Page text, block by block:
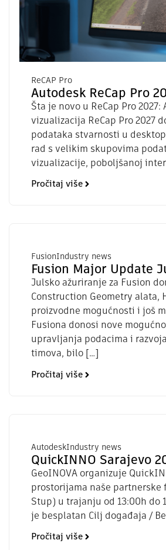
ReCAP Pro
Autodesk ReCap Pro
Šta je novo u ReCap Pro
vizualizacija ReCap Pro 2027
podataka stvarnosti u
rad s velikim skupovima
vizualizacije, poboljšanoj
Pročitaj više
FusionIndustry news
Fusion Major Update
Julsko ažuriranje za Fusion
Construction Geometry alata,
proizvodne mogućnosti i još
Fusiona donosi nove
upravljanja podacima i
timova, bilo […]
Pročitaj više
AutodeskIndustry news
QuickINNO Sarajevo
GeoINOVA organizuje
prostorijama naše partnerske
Stup) u trajanju od 13:00h do
je besplatan Cilj događaja /
Pročitaj više